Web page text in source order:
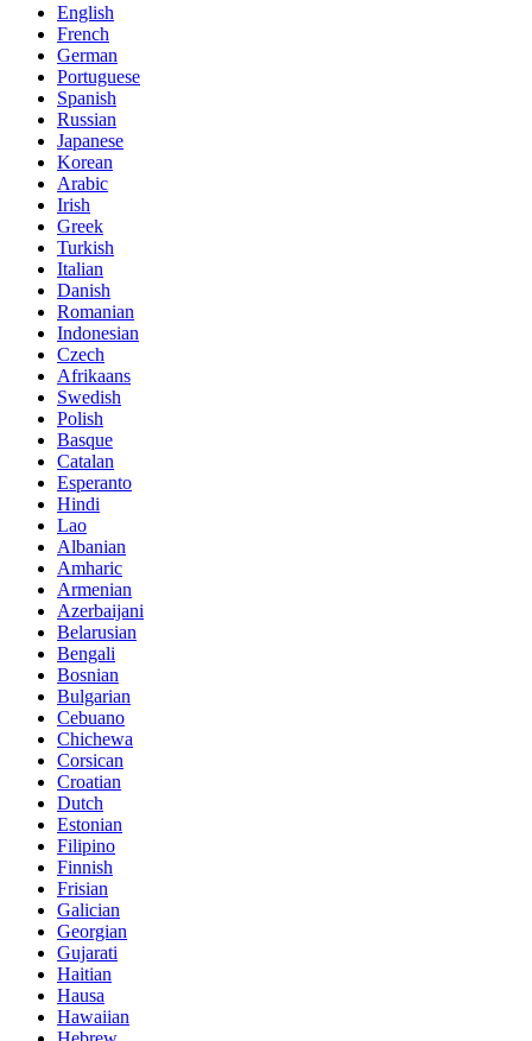
English
French
German
Portuguese
Spanish
Russian
Japanese
Korean
Arabic
Irish
Greek
Turkish
Italian
Danish
Romanian
Indonesian
Czech
Afrikaans
Swedish
Polish
Basque
Catalan
Esperanto
Hindi
Lao
Albanian
Amharic
Armenian
Azerbaijani
Belarusian
Bengali
Bosnian
Bulgarian
Cebuano
Chichewa
Corsican
Croatian
Dutch
Estonian
Filipino
Finnish
Frisian
Galician
Georgian
Gujarati
Haitian
Hausa
Hawaiian